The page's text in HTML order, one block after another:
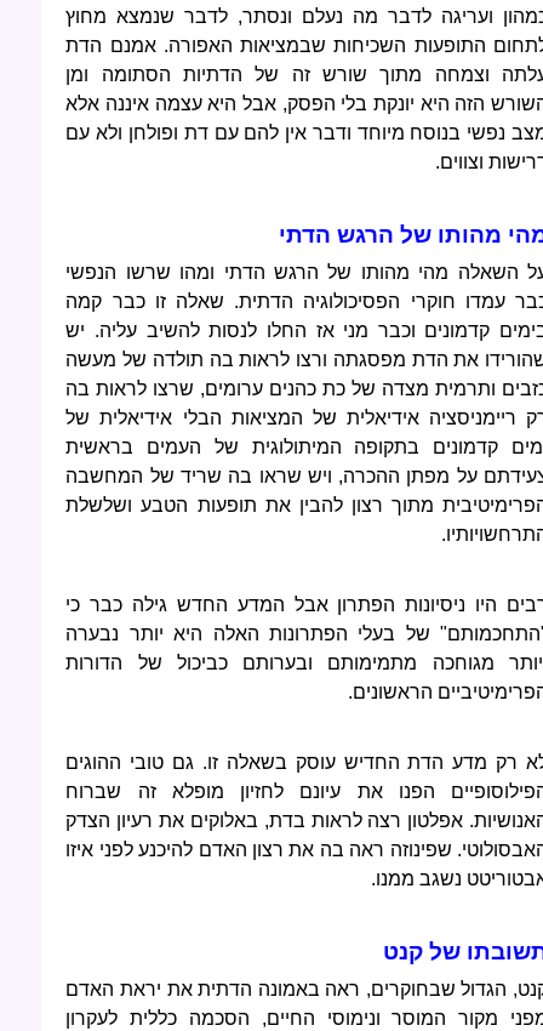
ועריגה לדבר מה נעלם ונסתר, לדבר שנמצא מחוץ
התופעות השכיחות שבמציאות האפורה. אמנם הדת
וצמחה מתוך שורש זה של הדתיות הסתומה ומן
הזה היא יונקת בלי הפסק, אבל היא עצמה איננה אלא
נפשי בנוסח מיוחד ודבר אין להם עם דת ופולחן ולא עם
וצווים.
מהותו של הרגש הדתי
השאלה מהי מהותו של הרגש הדתי ומהו שרשו הנפשי
עמדו חוקרי הפסיכולוגיה הדתית. שאלה זו כבר קמה
קדמונים וכבר מני אז החלו לנסות להשיב עליה. יש
את הדת מפסגתה ורצו לראות בה תולדה של מעשה
ותרמית מצדה של כת כהנים ערומים, שרצו לראות בה
ריימניסציה אידיאלית של המציאות הבלי אידיאלית של
קדמונים בתקופה המיתולוגית של העמים בראשית
על מפתן ההכרה, ויש שראו בה שריד של המחשבה
מתוך רצון להבין את תופעות הטבע ושלשלת
היו ניסיונות הפתרון אבל המדע החדש גילה כבר כי
של בעלי הפתרונות האלה היא יותר נבערה
מגוחכה מתמימותם ובערותם כביכול של הדורות
הראשונים.
רק מדע הדת החדיש עוסק בשאלה זו. גם טובי ההוגים
הפנו את עיונם לחזיון מופלא זה שברוח
אפלטון רצה לראות בדת, באלוקים את רעיון הצדק
שפינוזה ראה בה את רצון האדם להיכנע לפני איזו
נשגב ממנו.
של קנט
הגדול שבחוקרים, ראה באמונה הדתית את יראת האדם
מקור המוסר ונימוסי החיים, הסכמה כללית לעקרון